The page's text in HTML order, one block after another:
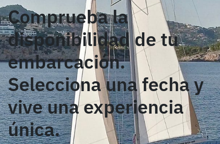
Comprueba la
disponibilidad de tu
embarcación.
Selecciona una fecha y
vive una experiencia
única.